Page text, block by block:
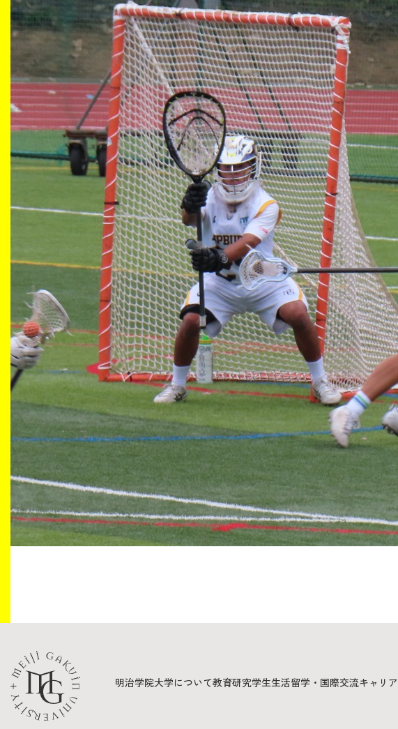
明治学院大学について教育研究学生生活留学・国際交流キャリア